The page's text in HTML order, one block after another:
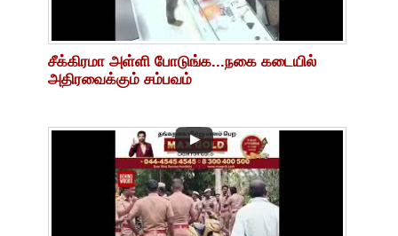
சீக்கிரமா அள்ளி போடுங்க...நகை கடையில்
அதிரவைக்கும் சம்பவம்